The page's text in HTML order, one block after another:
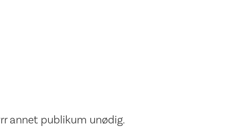
annet publikum unødig.